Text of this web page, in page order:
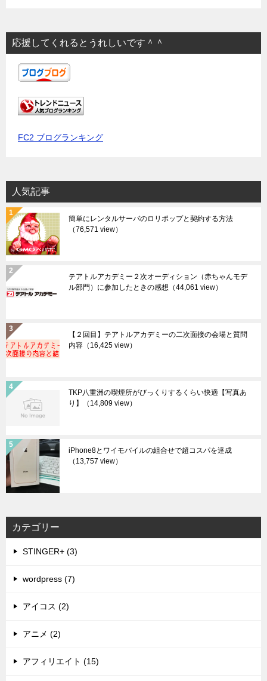
応援してくれるとうれしいです＾＾
FC2 ブログランキング
人気記事
簡単にレンタルサーバのロリポップと契約する方法
（76,571 view）
テアトルアカデミー２次オーディション（赤ちゃんモデ
ル部門）に参加したときの感想 （44,061 view）
【２回目】テアトルアカデミーの二次面接の会場と質問
内容 （16,425 view）
TKP八重洲の喫煙所がびっくりするくらい快適【写真あ
り】
（14,809 view）
iPhone8とワイモバイルの組合せで超コスパを達成
（13,757 view）
カテゴリー
STINGER+ (3)
wordpress (7)
アイコス (2)
アニメ (2)
アフィリエイト (15)